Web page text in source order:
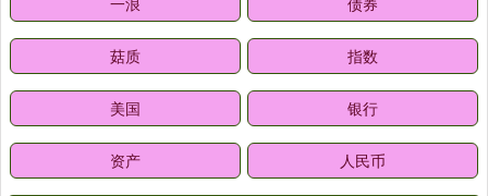
菇质 指数
美国 银行
资产 人民币